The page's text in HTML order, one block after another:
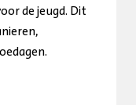
de jeugd. Dit